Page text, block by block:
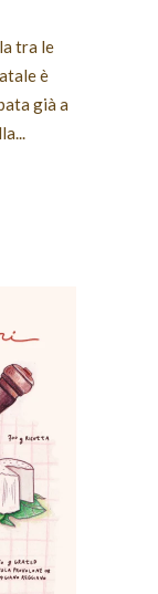
tra le
è
già a